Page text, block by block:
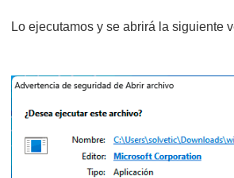
Lo ejecutamos y se abrirá la siguiente